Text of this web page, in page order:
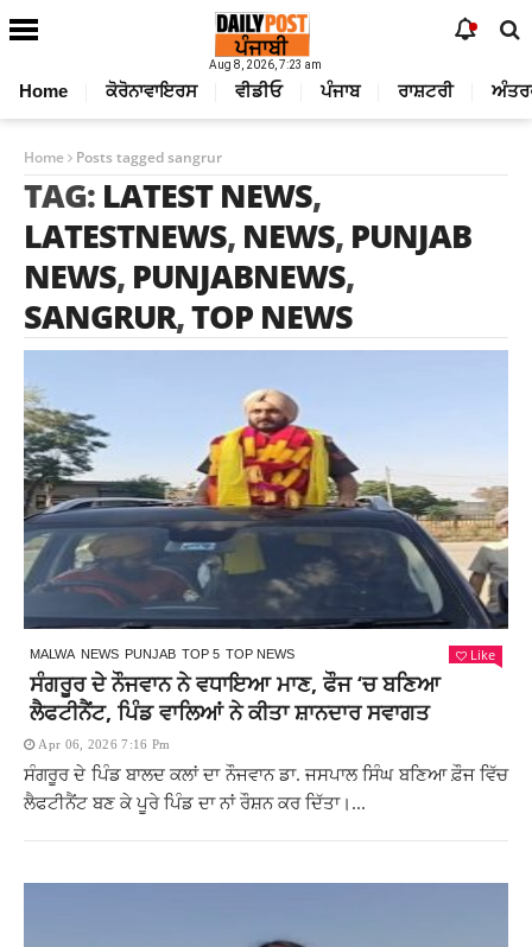
Aug 8, 2026, 7:23 am
Home ਕੋਰੋਨਾਵਾਇਰਸ ਵੀਡੀਓ ਪੰਜਾਬ ਰਾਸ਼ਟਰੀ
Home Posts tagged sangrur
TAG: LATEST NEWS,
LATESTNEWS, NEWS, PUNJAB
NEWS, PUNJABNEWS,
SANGRUR,TOP NEWS
MALWA NEWS PUNJAB TOP 5 TOP NEWS Like
ਸੰਗਰੂਰ ਦੇ ਨੌਜਵਾਨ ਨੇ ਵਧਾਇਆ ਮਾਣ, ਫੌਜ ‘ਚ ਬਣਿਆ
ਲੈਫਟੀਨੈਂਟ, ਪਿੰਡ ਵਾਲਿਆਂ ਨੇ ਕੀਤਾ ਸ਼ਾਨਦਾਰ ਸਵਾਗਤ
Apr 06, 2026 7:16 Pm
ਸੰਗਰੂਰ ਦੇ ਪਿੰਡ ਬਾਲਦ ਕਲਾਂ ਦਾ ਨੌਜਵਾਨ ਡਾ. ਜਸਪਾਲ ਸਿੰਘ ਬਣਿਆ ਫ਼ੌਜ ਵਿੱਚ
ਲੈਫਟੀਨੈਂਟ ਬਣ ਕੇ ਪੂਰੇ ਪਿੰਡ ਦਾ ਨਾਂ ਰੌਸ਼ਨ ਕਰ ਦਿੱਤਾ।...